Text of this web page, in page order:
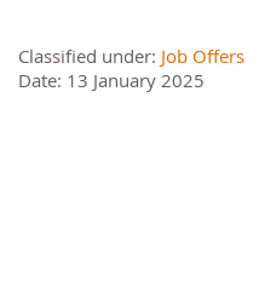
Classified under: Job Offers
Date: 13 January 2025